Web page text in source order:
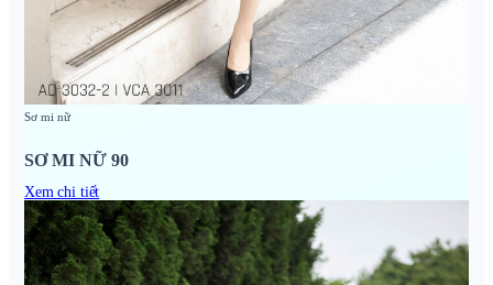
Sơ mi nữ
SƠ MI NỮ 90
Xem chi tiết